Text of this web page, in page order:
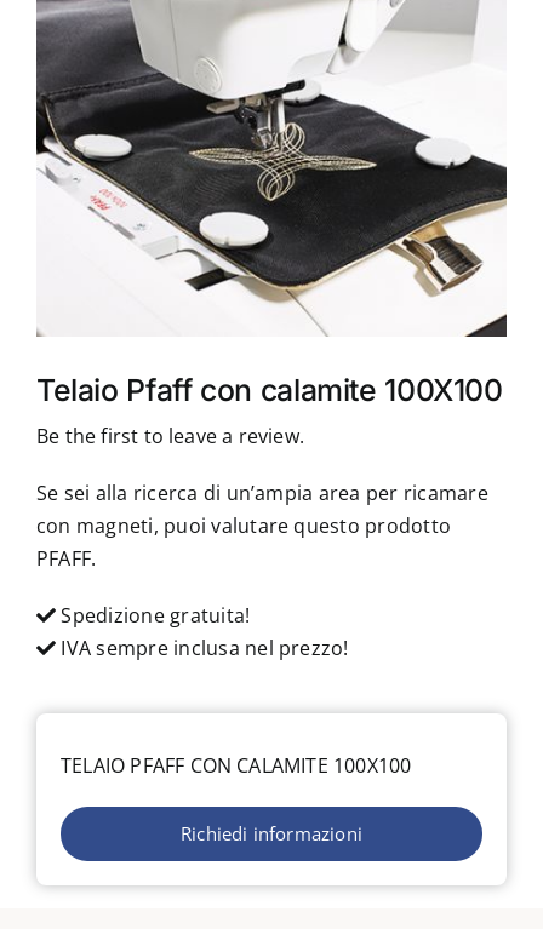
Accessori
Piedini
Servizi
Contatti
Telaio Pfaff con calamite 100X100
Be the first to leave a review.
Se sei alla ricerca di un’ampia area per ricamare
con magneti, puoi valutare questo prodotto
PFAFF.
Spedizione gratuita!
IVA sempre inclusa nel prezzo!
TELAIO PFAFF CON CALAMITE 100X100
Richiedi informazioni